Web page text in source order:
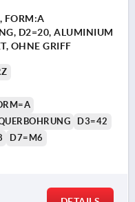
FORM:A
D2=20, ALUMINIUM
OHNE GRIFF
D3=42
D7=M6